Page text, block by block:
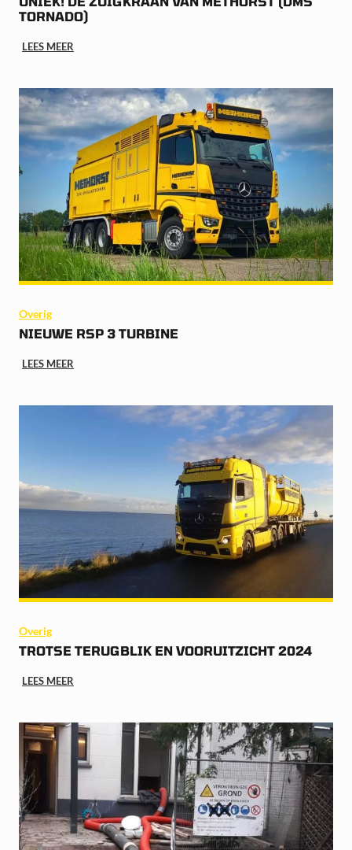
TORNADO)
LEES MEER
Overig
NIEUWE RSP 3 TURBINE
LEES MEER
Overig
TROTSE TERUGBLIK EN VOORUITZICHT 2024
LEES MEER